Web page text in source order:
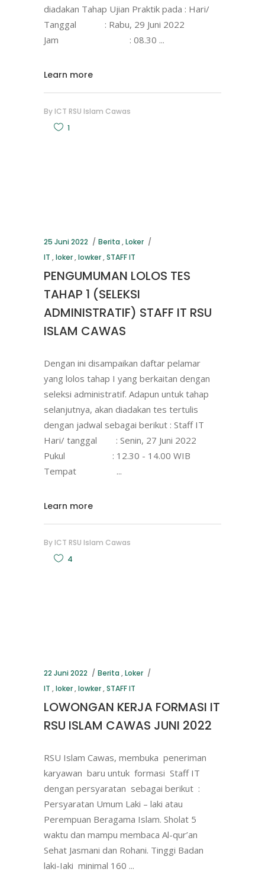
diadakan Tahap Ujian Praktik pada : Hari/
Tanggal : Rabu, 29 Juni 2022
Jam : 08.30
Learn more
By ICT RSU Islam Cawas
1
25 Juni 2022 Berita ,Loker
IT ,loker,lowker,STAFF IT
PENGUMUMAN LOLOS TES
TAHAP 1 (SELEKSI
ADMINISTRATIF) STAFF IT RSU
ISLAM CAWAS
Dengan ini disampaikan daftar pelamar
yang lolos tahap I yang berkaitan dengan
seleksi administratif. Adapun untuk tahap
selanjutnya, akan diadakan tes tertulis
dengan jadwal sebagai berikut : Staff IT
Hari/ tanggal : Senin, 27 Juni 2022
Pukul : 12.30 - 14.00 WIB
Tempat
Learn more
By ICT RSU Islam Cawas
4
22 Juni 2022 Berita ,Loker
IT ,loker,lowker,STAFF IT
LOWONGAN KERJA FORMASI IT
RSU ISLAM CAWAS JUNI 2022
RSU Islam Cawas, membuka peneriman
karyawan baru untuk formasi Staff IT
dengan persyaratan sebagai berikut :
Persyaratan Umum Laki – laki atau
Perempuan Beragama Islam. Sholat 5
waktu dan mampu membaca Al-qur’an
Sehat Jasmani dan Rohani. Tinggi Badan
laki-Iaki minimal 160